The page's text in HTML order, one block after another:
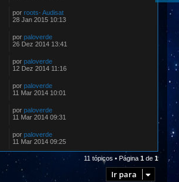
por roots- Audisat
28 Jan 2015 10:13
por paloverde
26 Dez 2014 13:41
por paloverde
12 Dez 2014 11:16
por paloverde
11 Mar 2014 10:01
por paloverde
11 Mar 2014 09:31
por paloverde
11 Mar 2014 09:25
11 tópicos • Página 1 de 1
Ir para